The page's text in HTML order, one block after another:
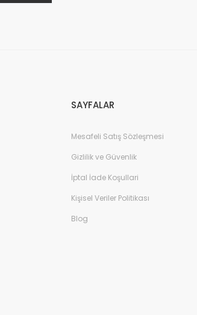
SAYFALAR
Mesafeli Satış Sözleşmesi
Gizlilik ve Güvenlik
İptal İade Koşullari
Kişisel Veriler Politikası
Blog